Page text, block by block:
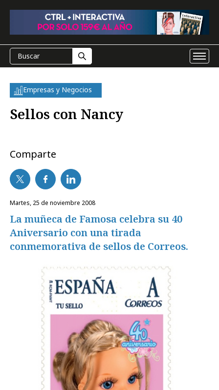
Empresas y Negocios
Sellos con Nancy
Comparte
martes, 25 de noviembre 2008
La muñeca de Famosa celebra su 40
Aniversario con una tirada
conmemorativa de sellos de Correos.